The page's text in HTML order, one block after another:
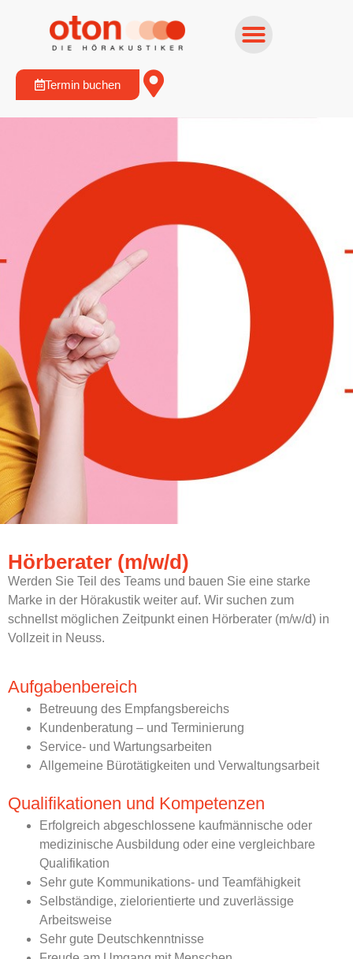
Termin buchen
Hörberater (m/w/d)
Werden Sie Teil des Teams und bauen Sie eine starke
Marke in der Hörakustik weiter auf. Wir suchen zum
schnellst möglichen Zeitpunkt einen Hörberater (m/w/d) in
Vollzeit in Neuss.
Aufgabenbereich
Betreuung des Empfangsbereichs
Kundenberatung – und Terminierung
Service- und Wartungsarbeiten
Allgemeine Bürotätigkeiten und Verwaltungsarbeit
Qualifikationen und Kompetenzen
Erfolgreich abgeschlossene kaufmännische oder
medizinische Ausbildung oder eine vergleichbare
Qualifikation
Sehr gute Kommunikations- und Teamfähigkeit
Selbständige, zielorientierte und zuverlässige
Arbeitsweise
Sehr gute Deutschkenntnisse